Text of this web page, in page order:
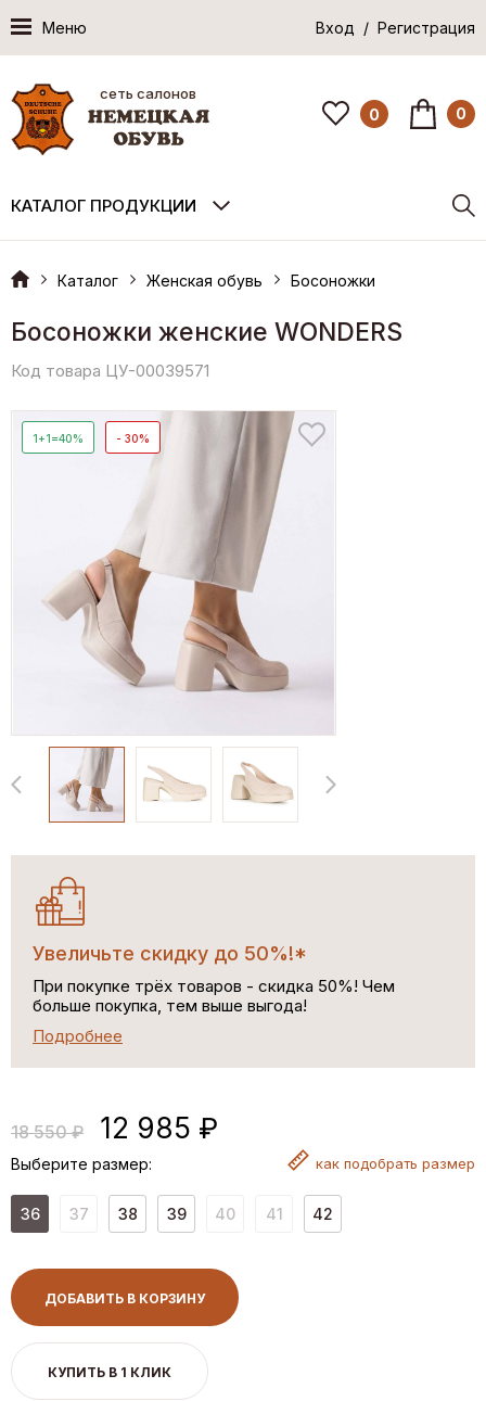
Меню Вход / Регистрация
сеть салонов
0 0
КАТАЛОГ ПРОДУКЦИИ
Каталог Женская обувь Босоножки
Босоножки женские WONDERS
Код товара ЦУ-00039571
1+1=40% - 30%
Увеличьте скидку до 50%!*
При покупке трёх товаров - скидка 50%! Чем
больше покупка, тем выше выгода!
Подробнее
18 550 ₽ 12 985 ₽
Выберите размер: как подобрать размер
36 37 38 39 40 41 42
ДОБАВИТЬ В КОРЗИНУ
КУПИТЬ В 1 КЛИК